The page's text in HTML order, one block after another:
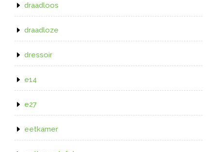
draadloos
draadloze
dressoir
e14
e27
eetkamer